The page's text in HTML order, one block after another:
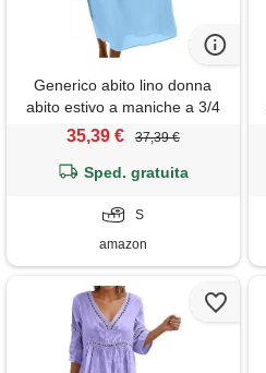
Generico abito lino donna
abito estivo a maniche a 3/4
vacanza comodo taglie forti
a v largo vestiti da spiaggia
vacanze, lavoro e uso
quotidiano
35,39 € 37,39 €
Sped. gratuita
S
amazon